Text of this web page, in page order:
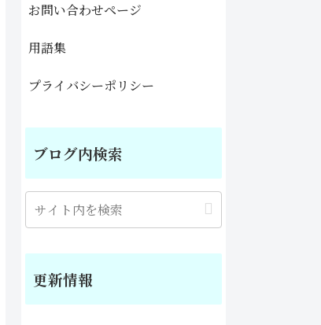
お問い合わせページ
用語集
プライバシーポリシー
ブログ内検索
更新情報